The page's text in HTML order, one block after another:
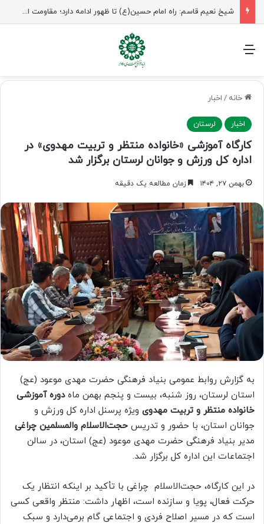
راهپیمایی اربعین، رزمایش منتظران ظهور
منو
خانه / اخبار
اخبار لرستان
کارگاه آموزشی «خانواده منتظر و تربیت مهدوی» در
اداره کل ورزش و جوانان لرستان برگزار شد
بهمن ۲۷, ۱۴۰۴ زمان مطالعه یک دقیقه
به گزارش روابط عمومی بنیاد فرهنگی حضرت مهدی موعود (عج)
استان لرستان، روز شنبه، بیست و پنجم بهمن ماهدوره آموزشی
خانواده منتظر و تربیت مهدوی ویژه پرسنل اداره کل ورزش و
جوانان استان، با حضور و تدریس حجت‌الاسلام والمسلمین چراغی
مدیر بنیاد فرهنگی حضرت مهدی موعود (عج) استان، در سالن
اجتماعات این اداره کل برگزار شد.
در این کارگاه، حجت‌الاسلام چراغی با تأکید بر اینکه انتظار یک
حرکت فعال، پویا و سازنده است، اظهار داشت: منتظر واقعی کسی
است که در مسیر اصلاح فردی و اجتماعی گام برمی‌دارد و سبک